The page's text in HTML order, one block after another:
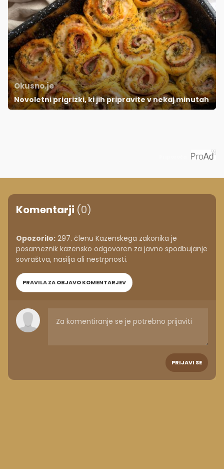
Okusno.je
Novoletni prigrizki, ki jih pripravite v nekaj minutah
Komentarji (0)
Opozorilo: 297. členu Kazenskega zakonika je
posameznik kazensko odgovoren za javno spodbujanje
sovraštva, nasilja ali nestrpnosti.
PRAVILA ZA OBJAVO KOMENTARJEV
PRIJAVI SE